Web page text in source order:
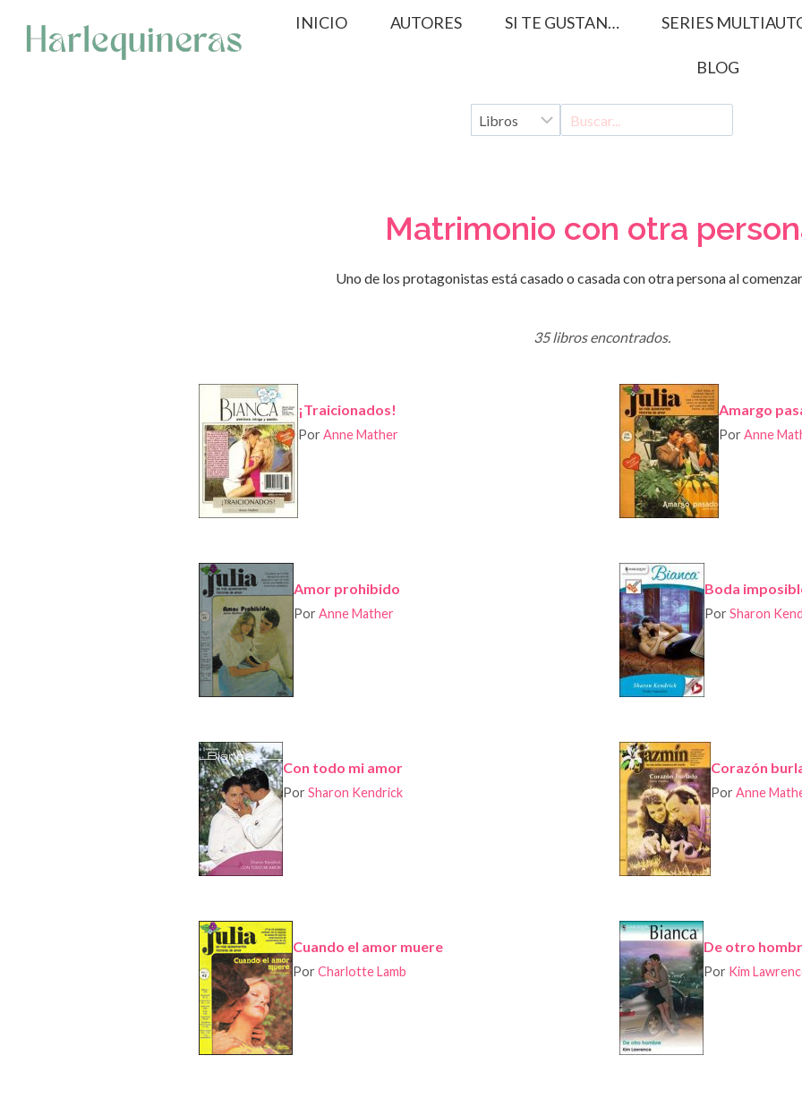
contenido
INICIO AUTORES SI TE GUSTAN… SERIES
BLOG
Matrimonio con otra
Uno de los protagonistas está casado o casada con otra persona al
35 libros encontrados.
¡Traicionados!
Por Anne Mather
Amargo
Por Anne
Amor prohibido
Por Anne Mather
Boda
Por Sharon
Con todo mi amor
Por Sharon Kendrick
Corazón
Por Anne
Cuando el amor muere
Por Charlotte Lamb
De otro
Por Kim